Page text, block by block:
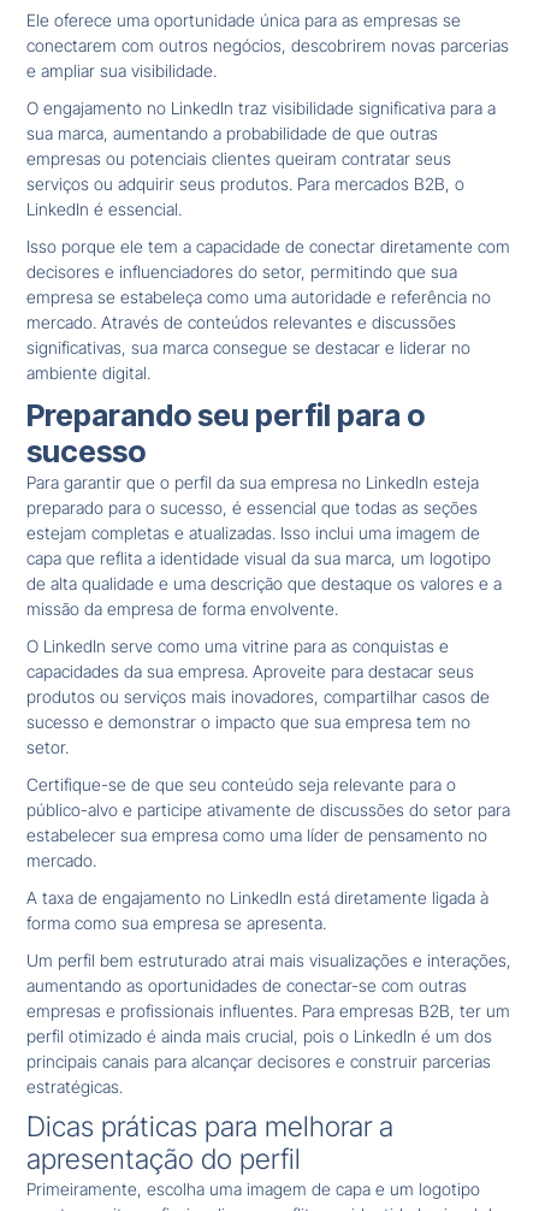
Ele oferece uma oportunidade única para as empresas se
conectarem com outros negócios, descobrirem novas parcerias
e ampliar sua visibilidade.
O engajamento no LinkedIn traz visibilidade significativa para a
sua marca, aumentando a probabilidade de que outras
empresas ou potenciais clientes queiram contratar seus
serviços ou adquirir seus produtos. Para mercados B2B, o
LinkedIn é essencial.
Isso porque ele tem a capacidade de conectar diretamente com
decisores e influenciadores do setor, permitindo que sua
empresa se estabeleça como uma autoridade e referência no
mercado. Através de conteúdos relevantes e discussões
significativas, sua marca consegue se destacar e liderar no
ambiente digital.
Preparando seu perfil para o
sucesso
Para garantir que o perfil da sua empresa no LinkedIn esteja
preparado para o sucesso, é essencial que todas as seções
estejam completas e atualizadas. Isso inclui uma imagem de
capa que reflita a identidade visual da sua marca, um logotipo
de alta qualidade e uma descrição que destaque os valores e a
missão da empresa de forma envolvente.
O LinkedIn serve como uma vitrine para as conquistas e
capacidades da sua empresa. Aproveite para destacar seus
produtos ou serviços mais inovadores, compartilhar casos de
sucesso e demonstrar o impacto que sua empresa tem no
setor.
Certifique-se de que seu conteúdo seja relevante para o
público-alvo e participe ativamente de discussões do setor para
estabelecer sua empresa como uma líder de pensamento no
mercado.
A taxa de engajamento no LinkedIn está diretamente ligada à
forma como sua empresa se apresenta.
Um perfil bem estruturado atrai mais visualizações e interações,
aumentando as oportunidades de conectar-se com outras
empresas e profissionais influentes. Para empresas B2B, ter um
perfil otimizado é ainda mais crucial, pois o LinkedIn é um dos
principais canais para alcançar decisores e construir parcerias
estratégicas.
Dicas práticas para melhorar a
apresentação do perfil
Primeiramente, escolha uma imagem de capa e um logotipo